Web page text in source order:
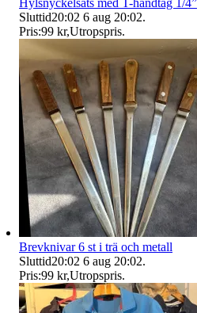
Sluttid20:02 6 aug 20:02.
Pris:99 kr,Utropspris.
Brevknivar 6 st i trä och metall
Sluttid20:02 6 aug 20:02.
Pris:99 kr,Utropspris.